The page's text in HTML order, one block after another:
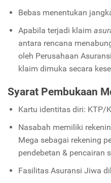
Bebas menentukan
Apabila terjadi klaim
antara rencana
oleh Perusahaan
klaim dimuka secara
Syarat Pembukaan
Kartu identitas diri: KTP/
Nasabah memiliki
Mega sebagai rekening
pendebetan & pencairan
Fasilitas Asuransi Jiwa